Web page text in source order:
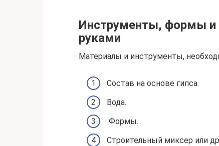
Инструменты, формы и
руками
Материалы и инструменты,
Состав на основе гипса.
Вода.
Формы.
Строительный миксер или